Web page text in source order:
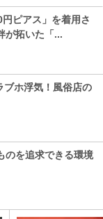
ピアス」を着用さ
が拓いた「...
ブホ浮気！風俗店の
のを追求できる環境